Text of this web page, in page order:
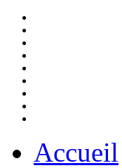
Accueil